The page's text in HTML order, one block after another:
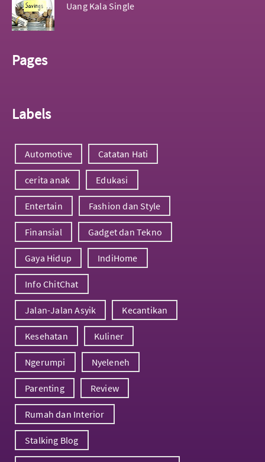
Uang Kala Single
Pages
Labels
Automotive Catatan Hati
cerita anak Edukasi
Entertain Fashion dan Style
Finansial Gadget dan Tekno
Gaya Hidup IndiHome
Info ChitChat
Jalan-Jalan Asyik Kecantikan
Kesehatan Kuliner
Ngerumpi Nyeleneh
Parenting Review
Rumah dan Interior
Stalking Blog